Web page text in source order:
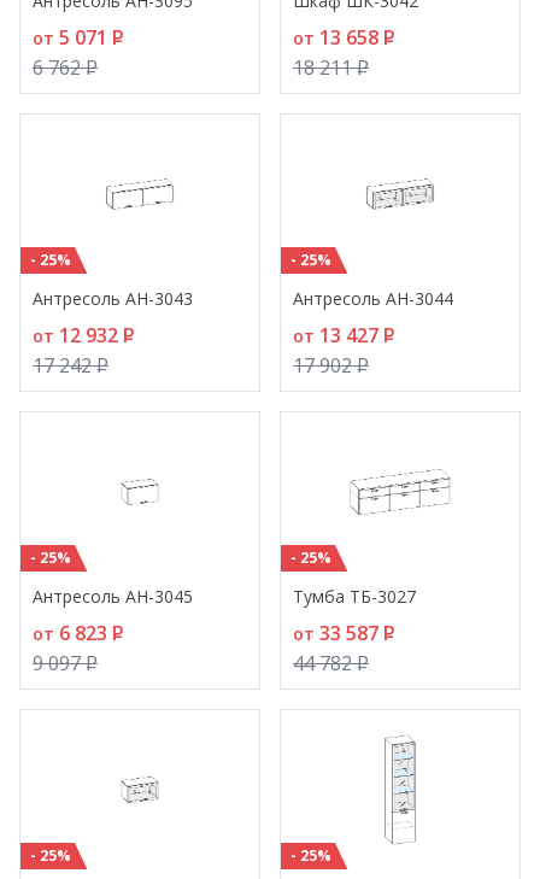
от 5 071 P
6 762P
от 13 658 P
18 211P
- 25%
Антресоль АН-3043
от 12 932 P
17 242P
- 25%
Антресоль АН-3044
от 13 427 P
17 902P
- 25%
Антресоль АН-3045
от 6 823 P
9 097P
- 25%
Тумба ТБ-3027
от 33 587 P
44 782P
- 25% - 25%